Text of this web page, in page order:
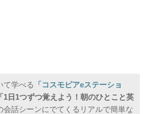
て学べる
「コスモピアeステーショ
「1日1つずつ覚えよう！朝のひとこと英
会話シーンにでてくるリアルで簡単な